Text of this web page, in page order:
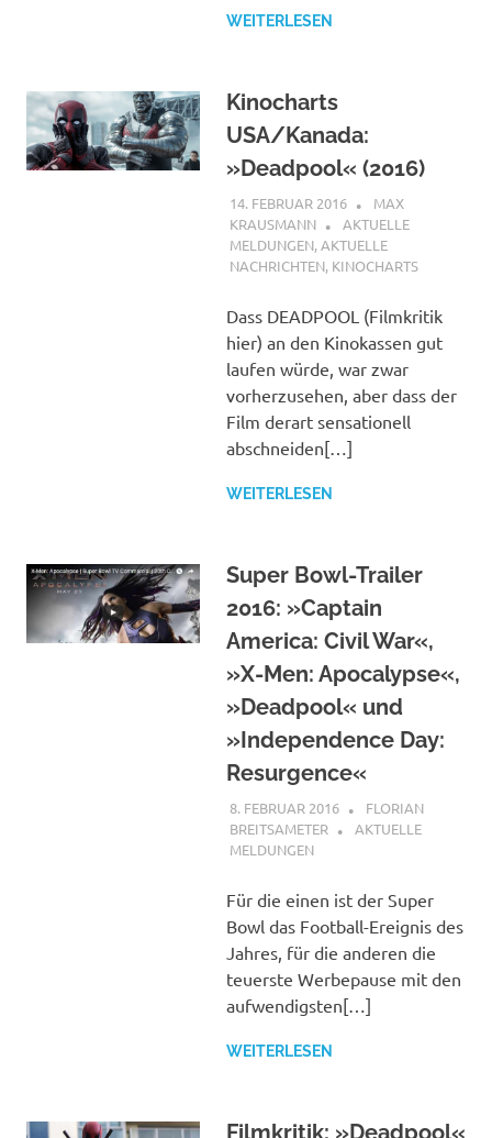
WEITERLESEN
Kinocharts
USA/Kanada:
»Deadpool« (2016)
14. FEBRUAR 2016
MAX
KRAUSMANN
AKTUELLE
MELDUNGEN,AKTUELLE
NACHRICHTEN, KINOCHARTS
Dass DEADPOOL (Filmkritik
hier) an den Kinokassen gut
laufen würde, war zwar
vorherzusehen, aber dass der
Film derart sensationell
abschneiden[…]
WEITERLESEN
Super Bowl-Trailer
2016: »Captain
America: Civil War«,
»X-Men: Apocalypse«,
»Deadpool« und
»Independence Day:
Resurgence«
8. FEBRUAR 2016
FLORIAN
BREITSAMETER
AKTUELLE
MELDUNGEN
Für die einen ist der Super
Bowl das Football-Ereignis des
Jahres, für die anderen die
teuerste Werbepause mit den
aufwendigsten[…]
WEITERLESEN
Filmkritik: »Deadpool«